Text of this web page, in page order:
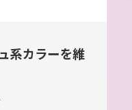
系カラーを維